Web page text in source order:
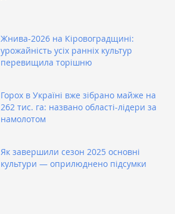
Жнива-2026 на Кіровоградщині:
урожайність усіх ранніх культур
перевищила торішню
Горох в Україні вже зібрано майже на
262 тис. га: названо області-лідери за
намолотом
Як завершили сезон 2025 основні
культури — оприлюднено підсумки